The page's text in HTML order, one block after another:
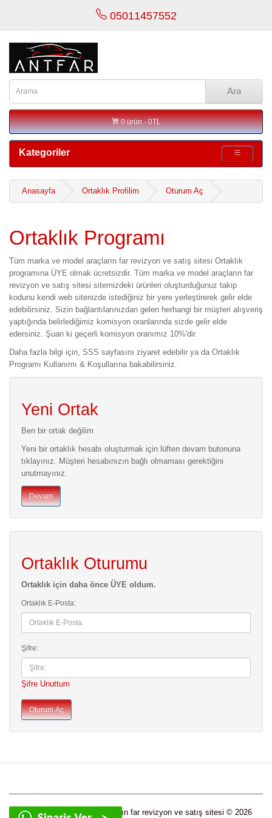
05011457552
Ara
0 ürün - 0TL
Kategoriler
Anasayfa Ortaklık Profilim Oturum Aç
Ortaklık Programı
Tüm marka ve model araçların far revizyon ve satış sitesi Ortaklık
programına ÜYE olmak ücretsizdir. Tüm marka ve model araçların far
revizyon ve satış sitesi sitemizdeki ürünleri oluşturduğunuz takip
kodunu kendi web sitenizde istediğiniz bir yere yerleştirerek gelir elde
edebilirsiniz. Sizin bağlantılarınızdan gelen herhangi bir müşteri alışveriş
yaptığında belirlediğimiz komisyon oranlarında sizde gelir elde
edersiniz. Şuan ki geçerli komisyon oranımız 10%'dir.
Daha fazla bilgi için, SSS sayfasını ziyaret edebilir ya da Ortaklık
Programı Kullanımı & Koşullarına bakabilirsiniz.
Yeni Ortak
Ben bir ortak değilim
Yeni bir ortaklık hesabı oluşturmak için lüften devam butonuna
tıklayınız. Müşteri hesabınızın bağlı olmaması gerektiğini
unutmayınız.
Devam
Ortaklık Oturumu
Ortaklık için daha önce ÜYE oldum.
Ortaklık E-Posta:
Şifre:
Şifre Unuttum
Tüm marka ve model araçların far revizyon ve satış sitesi © 2026